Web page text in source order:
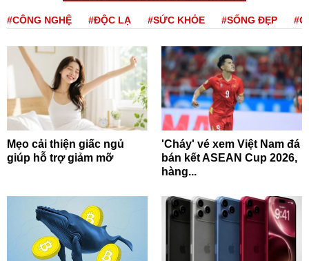
#CÔNG NGHỆ #ĐỘC LẠ #SỨC KHỎE #SỐNG ĐẸP
Mẹo cải thiện giấc ngủ
giúp hỗ trợ giảm mỡ
'Cháy' vé xem Việt Nam đá
bán kết ASEAN Cup 2026,
hàng...